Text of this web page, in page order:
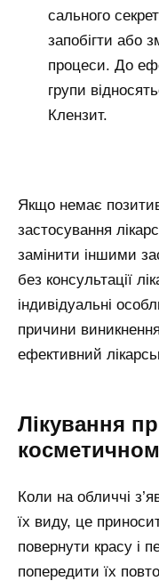
сального
запобігти або
процеси. До
групи
Клензит.
Якщо немає
застосування
замінити іншими
без консультації
індивідуальні
причини
ефективний
Лікування
Коли на обличчі
їх виду, це
повернути красу і
попередити їх